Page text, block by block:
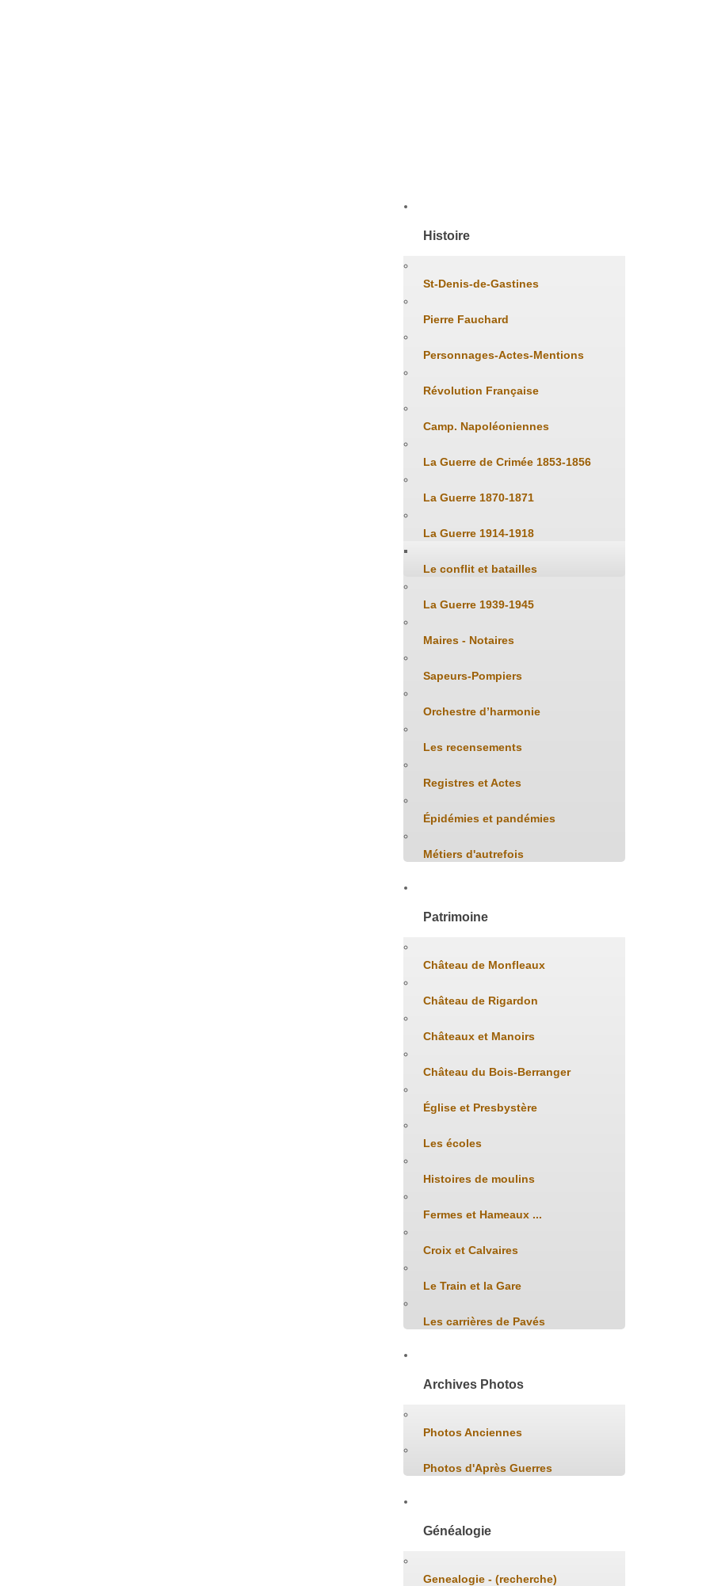
Histoire
St-Denis-de-Gastines
Pierre Fauchard
Personnages-Actes-Mentions
Révolution Française
Camp. Napoléoniennes
La Guerre de Crimée 1853-1856
La Guerre 1870-1871
La Guerre 1914-1918
Le conflit et batailles
La Guerre 1939-1945
Maires - Notaires
Sapeurs-Pompiers
Orchestre d’harmonie
Les recensements
Registres et Actes
Épidémies et pandémies
Métiers d'autrefois
Patrimoine
Château de Monfleaux
Château de Rigardon
Châteaux et Manoirs
Château du Bois-Berranger
Église et Presbystère
Les écoles
Histoires de moulins
Fermes et Hameaux ...
Croix et Calvaires
Le Train et la Gare
Les carrières de Pavés
Archives Photos
Photos Anciennes
Photos d'Après Guerres
Généalogie
Genealogie - (recherche)